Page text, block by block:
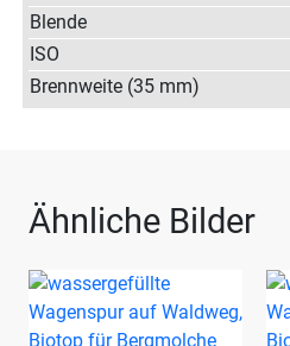
Blende
ISO
Brennweite (35 mm)
Ähnliche Bilder